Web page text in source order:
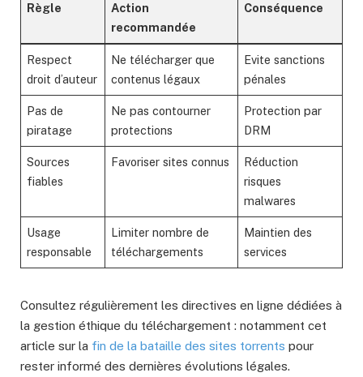
Règle
Action
recommandée
Conséquence
Respect
droit d’auteur
Ne télécharger que
contenus légaux
Evite sanctions
pénales
Pas de
piratage
Ne pas contourner
protections
Protection par
DRM
Sources
fiables
Favoriser sites connus
Réduction
risques
malwares
Usage
responsable
Limiter nombre de
téléchargements
Maintien des
services
Consultez régulièrement les directives en ligne dédiées à
la gestion éthique du téléchargement : notamment cet
article sur la fin de la bataille des sites torrents pour
rester informé des dernières évolutions légales.